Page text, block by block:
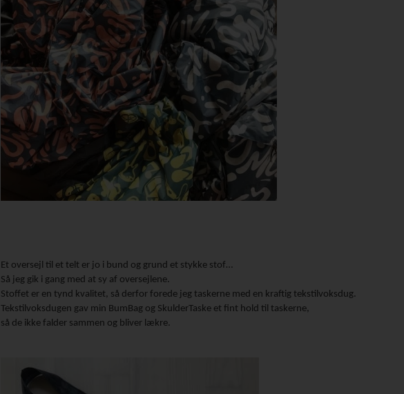
Et oversejl til et telt er jo i bund og grund et stykke stof…
Så jeg gik i gang med at sy af oversejlene.
Stoffet er en tynd kvalitet, så derfor forede jeg taskerne med en kraftig tekstilvoksdug.
Tekstilvoksdugen gav min BumBag og SkulderTaske et fint hold til taskerne,
så de ikke falder sammen og bliver lækre.